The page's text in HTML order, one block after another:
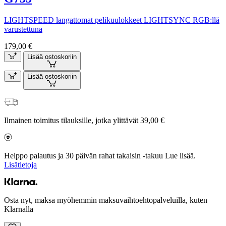
LIGHTSPEED langattomat pelikuulokkeet LIGHTSYNC RGB:llä
varustettuna
179,00 €
Lisää ostoskoriin
Lisää ostoskoriin
Ilmainen toimitus tilauksille, jotka ylittävät 39,00 €
Helppo palautus ja 30 päivän rahat takaisin -takuu Lue lisää.
Lisätietoja
Osta nyt, maksa myöhemmin maksuvaihtoehtopalveluilla, kuten
Klarnalla